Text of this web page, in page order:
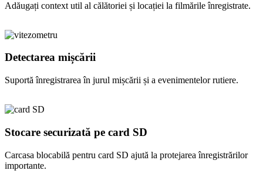
Adăugați context util al călătoriei și locației la filmările înregistrate.
Detectarea mișcării
Suportă înregistrarea în jurul mișcării și a evenimentelor rutiere.
Stocare securizată pe card SD
Carcasa blocabilă pentru card SD ajută la protejarea înregistrărilor
importante.